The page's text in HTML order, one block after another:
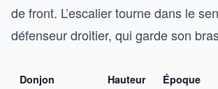
de front. L’escalier tourne dans le
défenseur droitier, qui garde son
Donjon Hauteur Époque